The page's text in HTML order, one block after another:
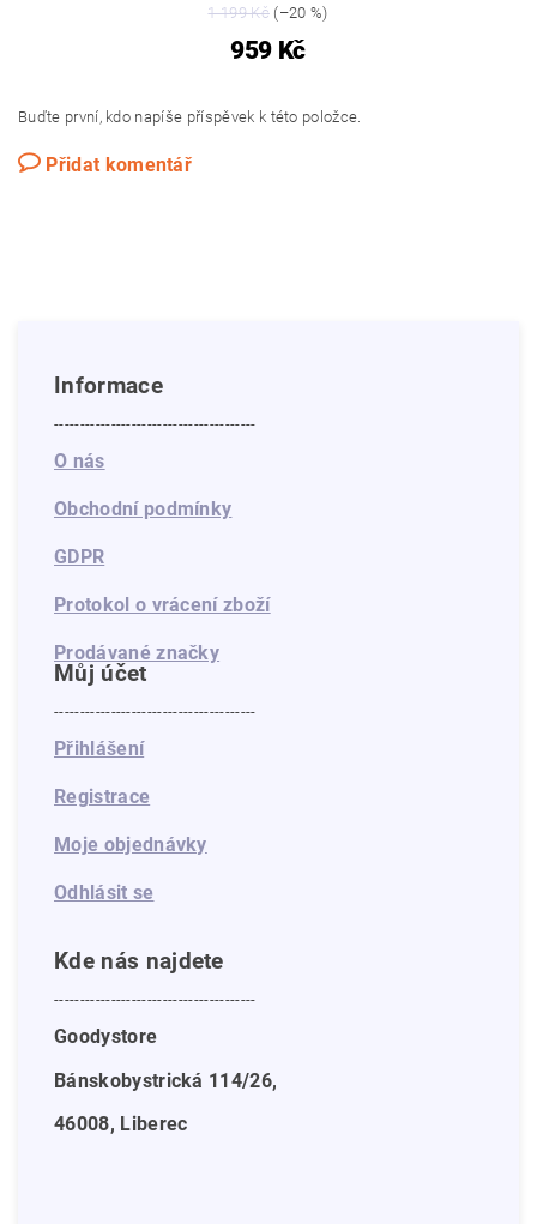
1 199 Kč (–20 %)
959 Kč
Buďte první, kdo napíše příspěvek k této položce.
Přidat komentář
Informace
---------------------------------------
O nás
Obchodní podmínky
GDPR
Protokol o vrácení zboží
Prodávané značky
Můj účet
---------------------------------------
Přihlášení
Registrace
Moje objednávky
Odhlásit se
Kde nás najdete
---------------------------------------
Goodystore
Bánskobystrická 114/26,
46008, Liberec